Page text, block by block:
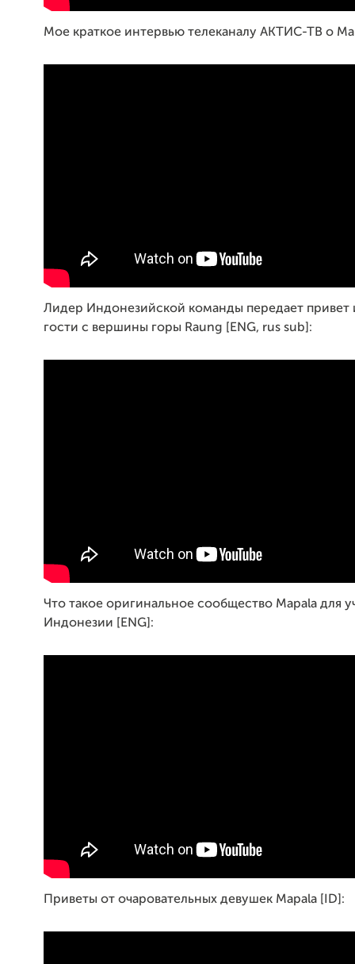
Мое краткое интервью телеканалу АКТИС-ТВ о
Лидер Индонезийской команды передает привет
гости с вершины горы Raung [ENG, rus sub]:
Что такое оригинальное сообщество Mapala для
Индонезии [ENG]:
Приветы от очаровательных девушек Mapala [ID]: